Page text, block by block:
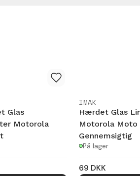
Glas
Motorola
IMAK
Hærdet Glas
Motorola Moto
Gennemsigtig
På lager
69 DKK